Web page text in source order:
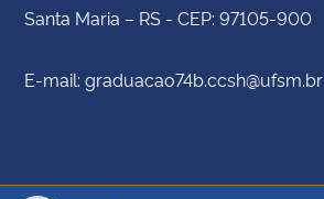
Santa Maria – RS - CEP: 97105-900
E-mail: graduacao74b.ccsh@ufsm.br